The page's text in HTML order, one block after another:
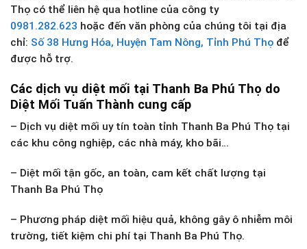
Thọ có thể liên hệ qua hotline của công ty
0981.282.623 hoặc đến văn phòng của chúng tôi tại địa
chỉ: Số 38 Hưng Hóa, Huyện Tam Nông, Tỉnh Phú Thọ để
được hỗ trợ.
Các dịch vụ diệt mối tại Thanh Ba Phú Thọ do
Diệt Mối Tuấn Thành cung cấp
– Dịch vụ diệt mối uy tín toàn tỉnh Thanh Ba Phú Thọ tại
các khu công nghiệp, các nhà máy, kho bãi…
– Diệt mối tận gốc, an toàn, cam kết chất lượng tại
Thanh Ba Phú Thọ
– Phương pháp diệt mối hiệu quả, không gây ô nhiễm môi
trường, tiết kiệm chi phí tại Thanh Ba Phú Thọ.